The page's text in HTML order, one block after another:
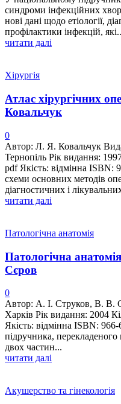
синдроми інфекційних
нові дані щодо етіології,
профілактики інфекцій,
читати далі
Хірургія
Атлас хірургічних
Ковальчук
0
Автор: Л. Я. Ковальчук
Тернопіль Рік видання:
pdf Якість: відмінна ISBN:
схеми основних методів
діагностичних і
читати далі
Патологічна анатомія
Патологічна
Сєров
0
Автор: А. І. Струков, В. В.
Харків Рік видання: 2004
Якість: відмінна ISBN:
підручника, перекладеного
двох частин...
читати далі
Акушерство та гінекологія